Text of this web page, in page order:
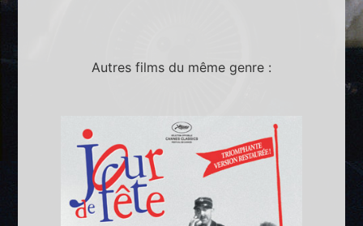
Autres films du même genre :